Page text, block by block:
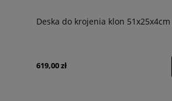
Deska do krojenia klon 51x25x4cm
619,00 zł